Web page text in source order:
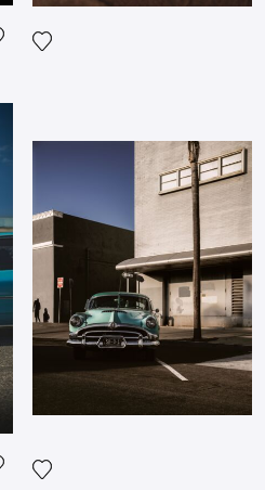
Voeg het product toe aan mijn
Voeg het product toe aan mijn